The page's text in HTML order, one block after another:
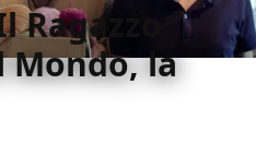
Mondo, la